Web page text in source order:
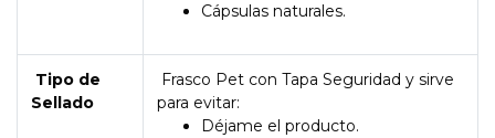
Cápsulas naturales.
Tipo de
Sellado
Frasco Pet con Tapa Seguridad y sirve
para evitar:
Déjame el producto.